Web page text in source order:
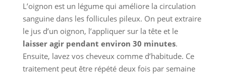
L’oignon est un légume qui améliore la circulation
sanguine dans les follicules pileux. On peut extraire
le jus d’un oignon, l’appliquer sur la tête et le
laisser agir pendant environ 30 minutes.
Ensuite, lavez vos cheveux comme d’habitude. Ce
traitement peut être répété deux fois par semaine